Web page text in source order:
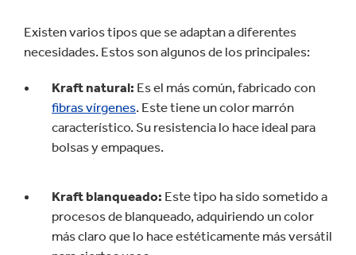
Existen varios tipos que se adaptan a diferentes
necesidades. Estos son algunos de los principales:
Kraft natural: Es el más común, fabricado con
fibras vírgenes. Este tiene un color marrón
característico. Su resistencia lo hace ideal para
bolsas y empaques.
Kraft blanqueado: Este tipo ha sido sometido a
procesos de blanqueado, adquiriendo un color
más claro que lo hace estéticamente más versátil